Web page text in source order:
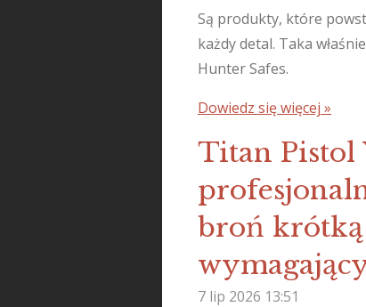
Są produkty, które
każdy detal. Taka
Hunter Safes.
Dowiedz się więcej »
Titan Pistol
broń krótką
7 lip 2026 13:51